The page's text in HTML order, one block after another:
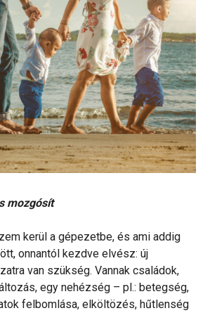
mozgósít
kerül a gépezetbe, és ami addig
onnantól kezdve elvész: új
van szükség. Vannak családok,
egy nehézség – pl.: betegség,
felbomlása, elköltözés, hűtlenség